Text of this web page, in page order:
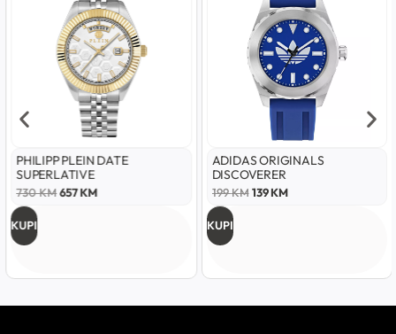
PHILIPP PLEIN DATE
SUPERLATIVE
730KM 657KM
KUPI
ADIDAS ORIGINALS
DISCOVERER
199KM 139KM
KUPI